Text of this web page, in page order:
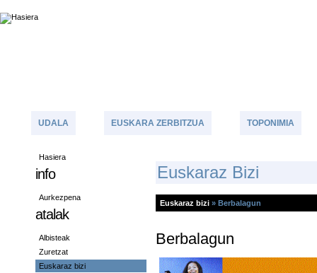
UDALA EUSKARA ZERBITZUA TOPONIMIA
Hasiera
info
Aurkezpena
atalak
Albisteak
Zuretzat
Euskaraz bizi
EUskaraz Bizi
Euskaraz bizi » Berbalagun
Berbalagun